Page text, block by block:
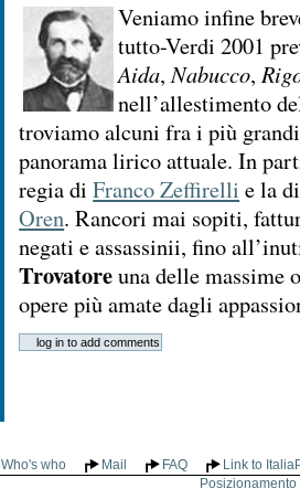
Veniamo infine
tutto-Verdi 2001
Aida,Nabucco,
nell’allestimento
troviamo alcuni fra i più
panorama lirico attuale. In
regia diFranco Zeffirelli e la
Oren. Rancori mai sopiti,
negati e assassinii, fino
Trovatoreuna delle massime
opere più amate dagli
Who's who Mail FAQ
Link to